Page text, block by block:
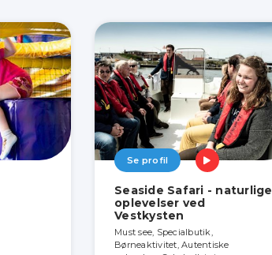
Se profil
Seaside Safari - naturlige
oplevelser ved
Vestkysten
Must see, Specialbutik,
Børneaktivitet, Autentiske